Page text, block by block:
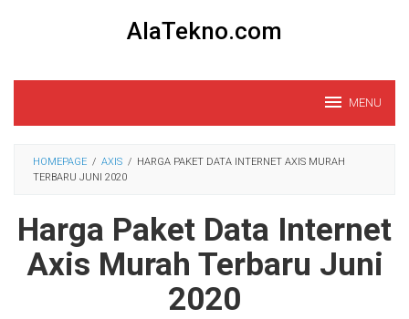
AlaTekno.com
MENU
HOMEPAGE / AXIS / HARGA PAKET DATA INTERNET AXIS MURAH
TERBARU JUNI 2020
Harga Paket Data Internet
Axis Murah Terbaru Juni
2020